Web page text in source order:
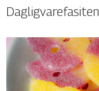
Dagligvarefasiten